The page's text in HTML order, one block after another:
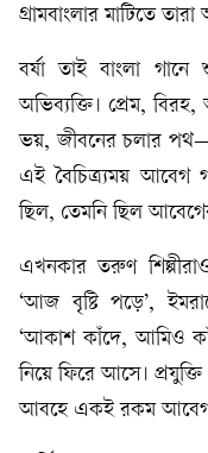
গ্রামবাংলার মাটিতে
বর্ষা তাই বাংলা
অভিব্যক্তি। প্রেম,
ভয়, জীবনের চলার
এই বৈচিত্র্যময় আবেগ
ছিল, তেমনি ছিল
এখনকার তরুণ
‘আজ বৃষ্টি পড়ে’,
‘আকাশ কাঁদে, আমিও
নিয়ে ফিরে আসে।
আবহে একই রকম আবেগ